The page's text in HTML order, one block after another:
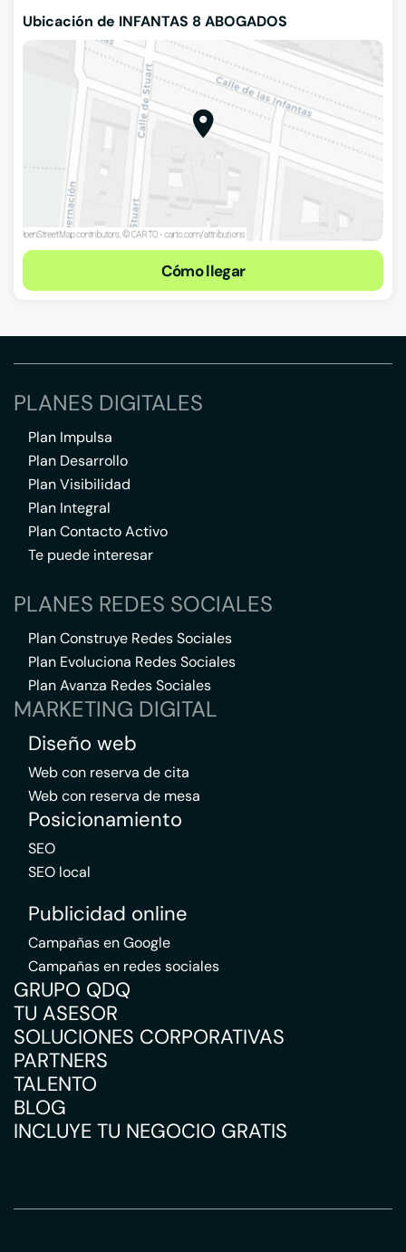
Ubicación de INFANTAS 8 ABOGADOS
Cómo llegar
PLANES DIGITALES
Plan Impulsa
Plan Desarrollo
Plan Visibilidad
Plan Integral
Plan Contacto Activo
Te puede interesar
PLANES REDES SOCIALES
Plan Construye Redes Sociales
Plan Evoluciona Redes Sociales
Plan Avanza Redes Sociales
MARKETING DIGITAL
Diseño web
Web con reserva de cita
Web con reserva de mesa
Posicionamiento
SEO
SEO local
Publicidad online
Campañas en Google
Campañas en redes sociales
GRUPO QDQ
TU ASESOR
SOLUCIONES CORPORATIVAS
PARTNERS
TALENTO
BLOG
INCLUYE TU NEGOCIO GRATIS